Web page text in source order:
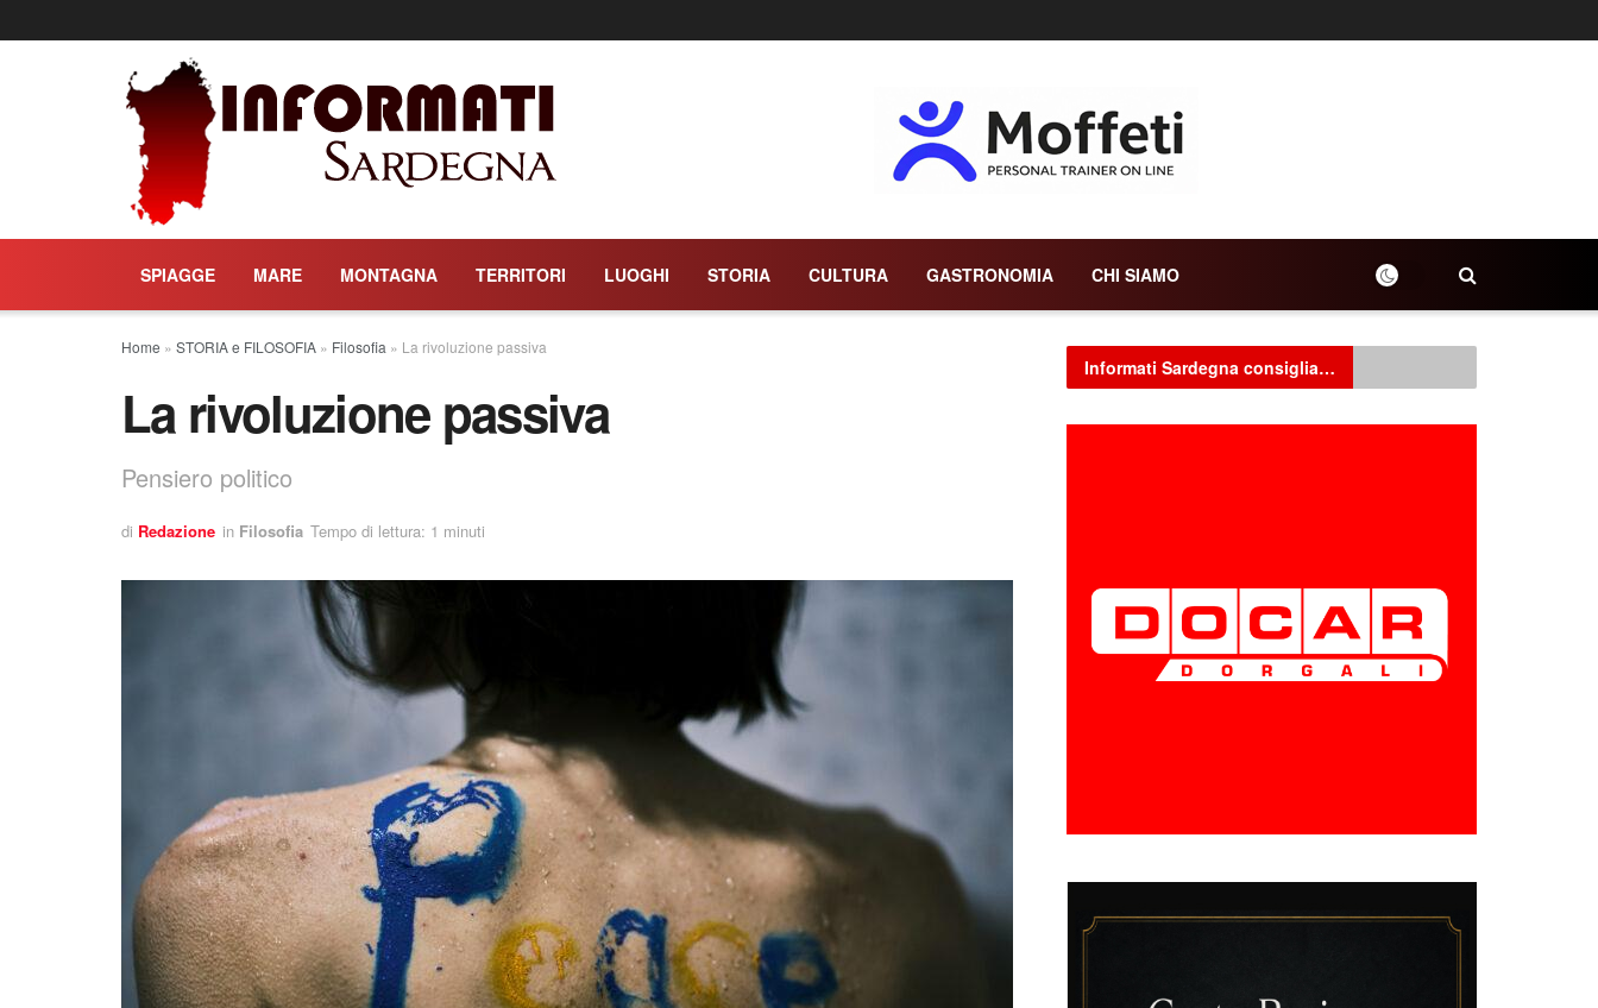
SPIAGGE MARE MONTAGNA TERRITORI LUOGHI STORIA CULTURA GASTRONOMIA CHI SIAMO
Home » STORIA e FILOSOFIA » Filosofia » La rivoluzione passiva
La rivoluzione passiva
Pensiero politico
di Redazione in Filosofia Tempo di lettura: 1 minuti
Informati Sardegna consiglia…